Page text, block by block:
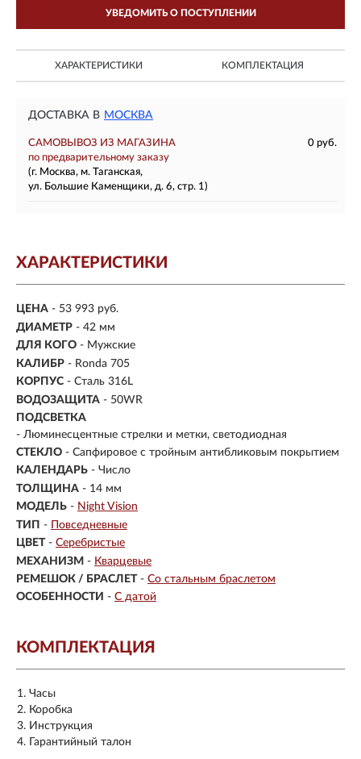
УВЕДОМИТЬ О ПОСТУПЛЕНИИ
ХАРАКТЕРИСТИКИ КОМПЛЕКТАЦИЯ
ДОСТАВКА В МОСКВА
САМОВЫВОЗ ИЗ МАГАЗИНА
0 руб.
по предварительному заказу
(г. Москва, м. Таганская,
ул. Большие Каменщики, д. 6, стр. 1)
ХАРАКТЕРИСТИКИ
ЦЕНА - 53 993 руб.
ДИАМЕТР - 42 мм
ДЛЯ КОГО - Мужские
КАЛИБР - Ronda 705
КОРПУС - Сталь 316L
ВОДОЗАЩИТА - 50WR
ПОДСВЕТКА
- Люминесцентные стрелки и метки, светодиодная
СТЕКЛО - Сапфировое с тройным антибликовым покрытием
КАЛЕНДАРЬ - Число
ТОЛЩИНА - 14 мм
МОДЕЛЬ - Night Vision
ТИП - Повседневные
ЦВЕТ - Серебристые
МЕХАНИЗМ - Кварцевые
РЕМЕШОК / БРАСЛЕТ - Со стальным браслетом
ОСОБЕННОСТИ - С датой
КОМПЛЕКТАЦИЯ
Часы
Коробка
Инструкция
Гарантийный талон